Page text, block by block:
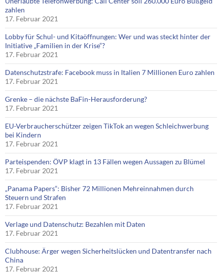
zahlen
17. Februar 2021
Lobby für Schul- und Kitaöffnungen: Wer und was steckt hinter der
Initiative „Familien in der Krise“?
17. Februar 2021
Datenschutzstrafe: Facebook muss in Italien 7 Millionen Euro zahlen
17. Februar 2021
Grenke – die nächste BaFin-Herausforderung?
17. Februar 2021
EU-Verbraucherschützer zeigen TikTok an wegen Schleichwerbung
bei Kindern
17. Februar 2021
Parteispenden: ÖVP klagt in 13 Fällen wegen Aussagen zu Blümel
17. Februar 2021
„Panama Papers“: Bisher 72 Millionen Mehreinnahmen durch
Steuern und Strafen
17. Februar 2021
Verlage und Datenschutz: Bezahlen mit Daten
17. Februar 2021
Clubhouse: Ärger wegen Sicherheitslücken und Datentransfer nach
China
17. Februar 2021